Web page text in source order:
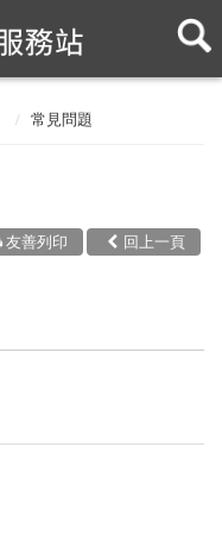
常見問題
回上一頁
友善列印